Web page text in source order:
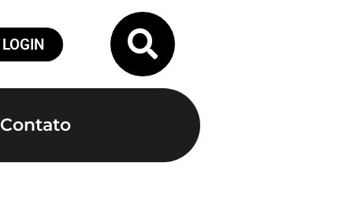
LOGIN
Contato